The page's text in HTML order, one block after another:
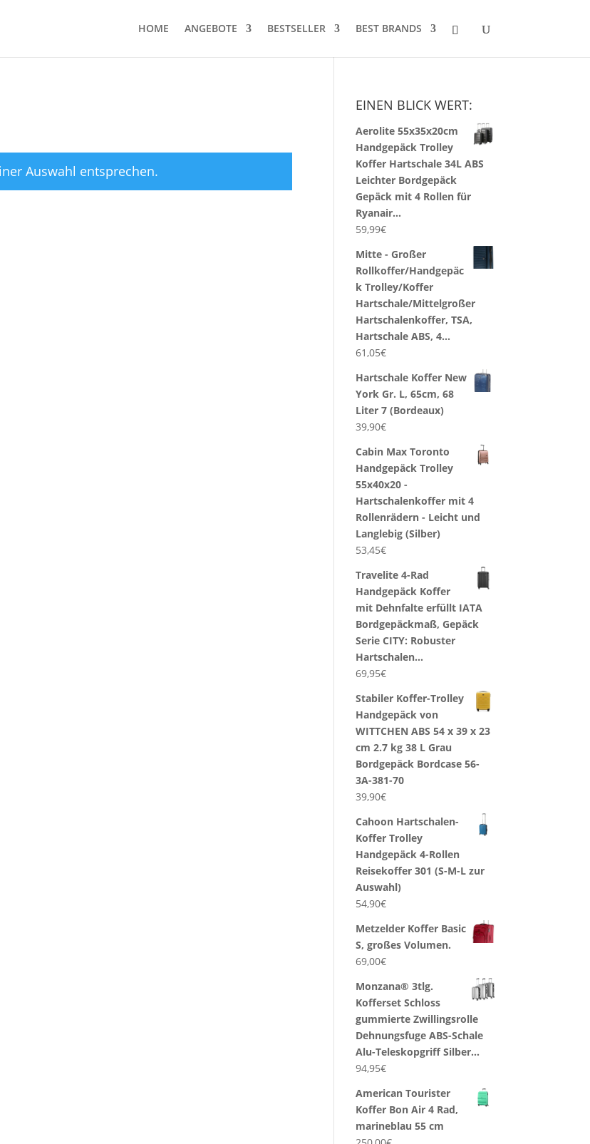
HOME ANGEBOTE BESTSELLER BEST BRANDS
Auswahl entsprechen.
EINEN BLICK WERT:
Aerolite 55x35x20cm
Handgepäck Trolley
Koffer Hartschale 34L ABS
Leichter Bordgepäck
Gepäck mit 4 Rollen für
Ryanair…
59,99€
Mitte - Großer
Rollkoffer/Handgepäc
k Trolley/Koffer
Hartschale/Mittelgroßer
Hartschalenkoffer, TSA,
Hartschale ABS, 4…
61,05€
Hartschale Koffer New
York Gr. L, 65cm, 68
Liter 7 (Bordeaux)
39,90€
Cabin Max Toronto
Handgepäck Trolley
55x40x20 -
Hartschalenkoffer mit 4
Rollenrädern - Leicht und
Langlebig (Silber)
53,45€
Travelite 4-Rad
Handgepäck Koffer
mit Dehnfalte erfüllt IATA
Bordgepäckmaß, Gepäck
Serie CITY: Robuster
Hartschalen…
69,95€
Stabiler Koffer-Trolley
Handgepäck von
WITTCHEN ABS 54 x 39 x 23
cm 2.7 kg 38 L Grau
Bordgepäck Bordcase 56-
3A-381-70
39,90€
Cahoon Hartschalen-
Koffer Trolley
Handgepäck 4-Rollen
Reisekoffer 301 (S-M-L zur
Auswahl)
54,90€
Metzelder Koffer Basic
S, großes Volumen.
69,00€
Monzana® 3tlg.
Kofferset Schloss
gummierte Zwillingsrolle
Dehnungsfuge ABS-Schale
Alu-Teleskopgriff Silber…
94,95€
American Tourister
Koffer Bon Air 4 Rad,
marineblau 55 cm